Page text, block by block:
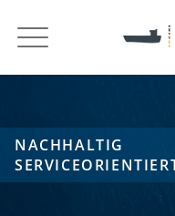
NACHHALTIG